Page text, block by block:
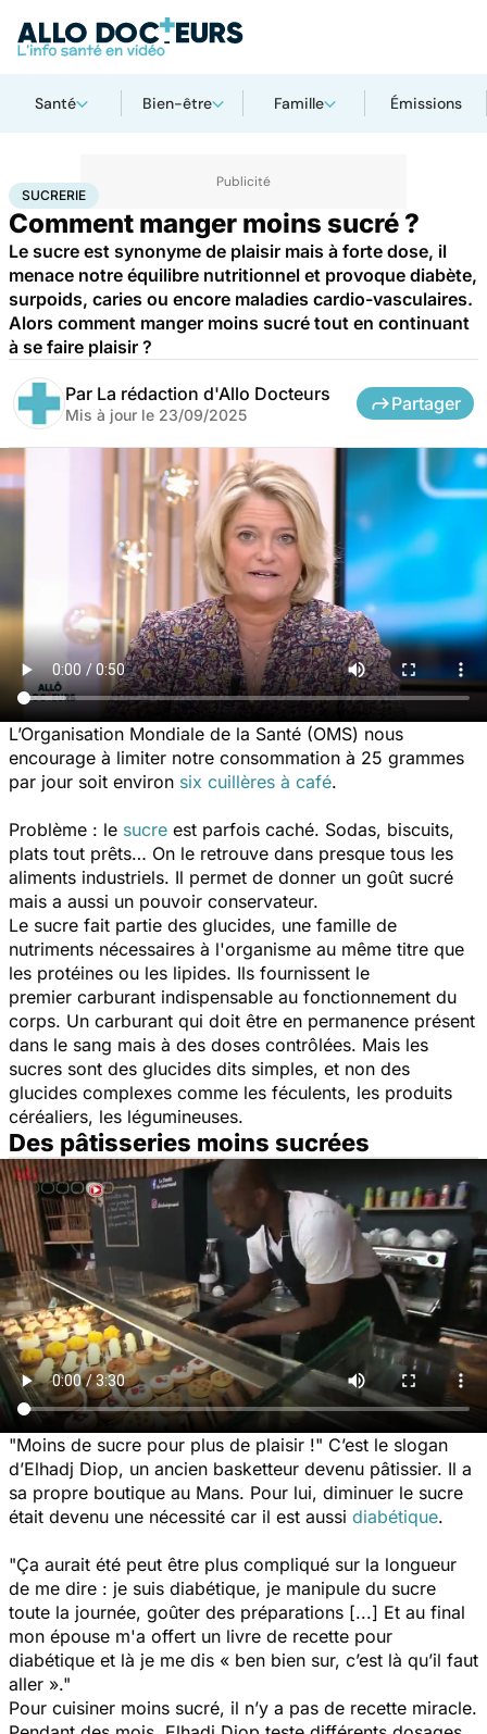
Santé Bien-être Famille Émissions
AccueilBien-être Sucrerie
SUCRERIE
Comment manger moins sucré ?
Le sucre est synonyme de plaisir mais à forte dose, il
menace notre équilibre nutritionnel et provoque diabète,
surpoids, caries ou encore maladies cardio-vasculaires.
Alors comment manger moins sucré tout en continuant
à se faire plaisir ?
Par La rédaction d'Allo Docteurs
Mis à jour le 23/09/2025
Partager
L’Organisation Mondiale de la Santé (OMS) nous
encourage à limiter notre consommation à 25 grammes
par jour soit environ six cuillères à café.
Problème : le sucre est parfois caché. Sodas, biscuits,
plats tout prêts… On le retrouve dans presque tous les
aliments industriels. Il permet de donner un goût sucré
mais a aussi un pouvoir conservateur.
Le sucre fait partie des glucides, une famille de
nutriments nécessaires à l'organisme au même titre que
les protéines ou les lipides. Ils fournissent le
premier carburant indispensable au fonctionnement du
corps. Un carburant qui doit être en permanence présent
dans le sang mais à des doses contrôlées. Mais les
sucres sont des glucides dits simples, et non des
glucides complexes comme les féculents, les produits
céréaliers, les légumineuses.
Des pâtisseries moins sucrées
"Moins de sucre pour plus de plaisir !" C’est le slogan
d’Elhadj Diop, un ancien basketteur devenu pâtissier. Il a
sa propre boutique au Mans. Pour lui, diminuer le sucre
était devenu une nécessité car il est aussi diabétique.
"Ça aurait été peut être plus compliqué sur la longueur
de me dire : je suis diabétique, je manipule du sucre
toute la journée, goûter des préparations [...] Et au final
mon épouse m'a offert un livre de recette pour
diabétique et là je me dis « ben bien sur, c’est là qu’il faut
aller »."
Pour cuisiner moins sucré, il n’y a pas de recette miracle.